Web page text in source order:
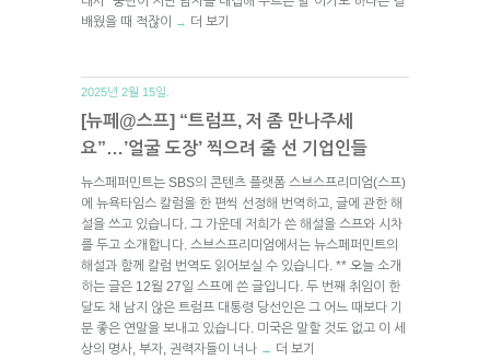
배웠을 때 적잖이
→ 더 보기
2025년 2월 15일.
[뉴페@스프] “트럼프, 저 좀 만나주세
요”…’얼굴 도장’ 찍으려 줄 선 기업인들
뉴스페퍼민트는 SBS의 콘텐츠 플랫폼 스브스프리미엄(스프)
에 뉴욕타임스 칼럼을 한 편씩 선정해 번역하고, 글에 관한 해
설을 쓰고 있습니다. 그 가운데 저희가 쓴 해설을 스프와 시차
를 두고 소개합니다. 스브스프리미엄에서는 뉴스페퍼민트의
해설과 함께 칼럼 번역도 읽어보실 수 있습니다. ** 오늘 소개
하는 글은 12월 27일 스프에 쓴 글입니다. 두 번째 취임이 한
달도 채 남지 않은 트럼프 대통령 당선인은 그 어느 때보다 기
분 좋은 연말을 보내고 있습니다. 미국은 말할 것도 없고 이 세
상의 명사, 부자, 권력자들이 너나 → 더 보기